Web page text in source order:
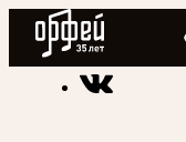
Радио Орфей
Радио